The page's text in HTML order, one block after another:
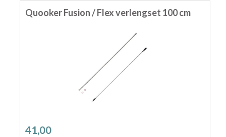
Quooker Fusion / Flex verlengset 100 cm
41,00